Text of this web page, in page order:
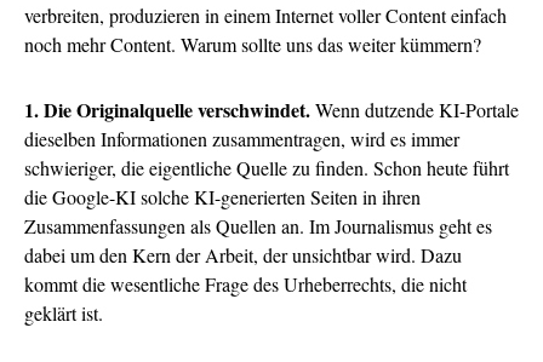
verbreiten, produzieren in einem Internet voller Content einfach
noch mehr Content. Warum sollte uns das weiter kümmern?
1. Die Originalquelle verschwindet.Wenn dutzende KI-Portale
dieselben Informationen zusammentragen, wird es immer
schwieriger, die eigentliche Quelle zu finden. Schon heute führt
die Google-KI solche KI-generierten Seiten in ihren
Zusammenfassungen als Quellen an. Im Journalismus geht es
dabei um den Kern der Arbeit, der unsichtbar wird. Dazu
kommt die wesentliche Frage des Urheberrechts, die nicht
geklärt ist.